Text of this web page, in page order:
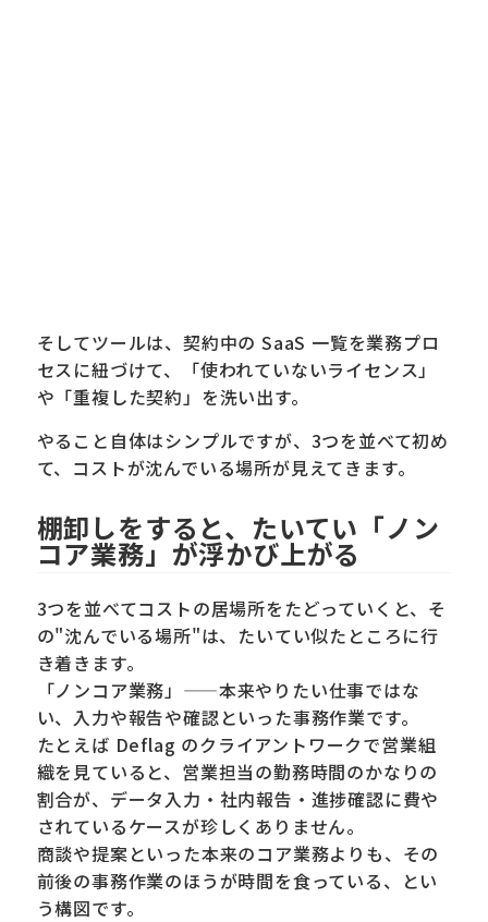
そしてツールは、契約中の SaaS 一覧を業務プロ
セスに紐づけて、「使われていないライセンス」
や「重複した契約」を洗い出す。
やること自体はシンプルですが、3つを並べて初め
て、コストが沈んでいる場所が見えてきます。
棚卸しをすると、たいてい「ノン
コア業務」が浮かび上がる
3つを並べてコストの居場所をたどっていくと、そ
の"沈んでいる場所"は、たいてい似たところに行
き着きます。
「ノンコア業務」——本来やりたい仕事ではな
い、入力や報告や確認といった事務作業です。
たとえば Deflag のクライアントワークで営業組
織を見ていると、営業担当の勤務時間のかなりの
割合が、データ入力・社内報告・進捗確認に費や
されているケースが珍しくありません。
商談や提案といった本来のコア業務よりも、その
前後の事務作業のほうが時間を食っている、とい
う構図です。